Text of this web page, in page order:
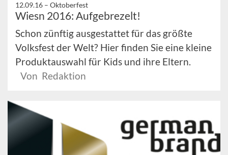
12.09.16 – Oktoberfest
Wiesn 2016: Aufgebrezelt!
Schon zünftig ausgestattet für das größte
Volksfest der Welt? Hier finden Sie eine kleine
Produktauswahl für Kids und ihre Eltern.
Von Redaktion